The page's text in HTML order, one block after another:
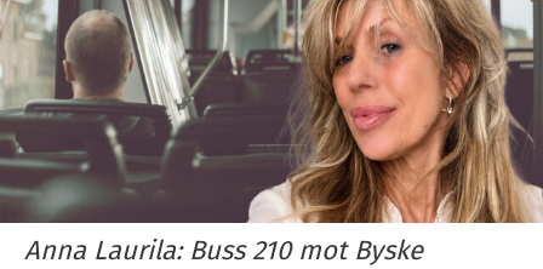
Anna Laurila: Buss 210 mot Byske